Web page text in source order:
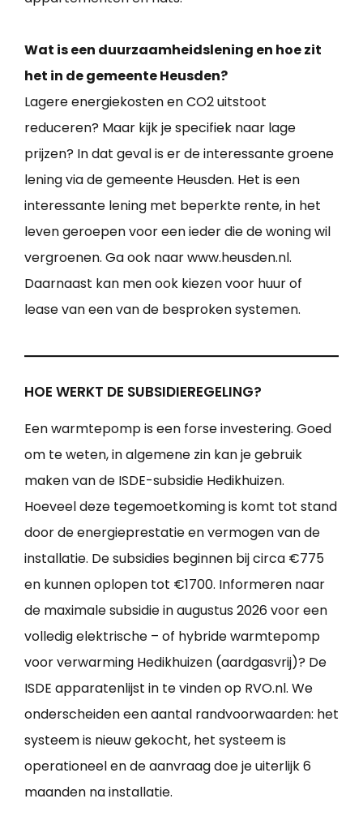
Wat is een duurzaamheidslening en hoe zit
het in de gemeente Heusden?
Lagere energiekosten en CO2 uitstoot
reduceren? Maar kijk je specifiek naar lage
prijzen? In dat geval is er de interessante groene
lening via de gemeente Heusden. Het is een
interessante lening met beperkte rente, in het
leven geroepen voor een ieder die de woning wil
vergroenen. Ga ook naar www.heusden.nl.
Daarnaast kan men ook kiezen voor huur of
lease van een van de besproken systemen.
HOE WERKT DE SUBSIDIEREGELING?
Een warmtepomp is een forse investering. Goed
om te weten, in algemene zin kan je gebruik
maken van de ISDE-subsidie Hedikhuizen.
Hoeveel deze tegemoetkoming is komt tot stand
door de energieprestatie en vermogen van de
installatie. De subsidies beginnen bij circa €775
en kunnen oplopen tot €1700. Informeren naar
de maximale subsidie in augustus 2026 voor een
volledig elektrische – of hybride warmtepomp
voor verwarming Hedikhuizen (aardgasvrij)? De
ISDE apparatenlijst in te vinden op RVO.nl. We
onderscheiden een aantal randvoorwaarden: het
systeem is nieuw gekocht, het systeem is
operationeel en de aanvraag doe je uiterlijk 6
maanden na installatie.